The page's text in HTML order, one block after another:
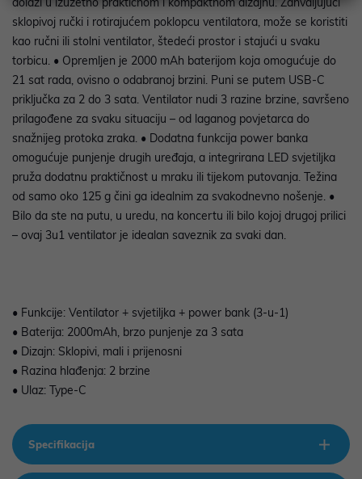
sklopivoj ručki i rotirajućem poklopcu ventilatora, može se koristiti
kao ručni ili stolni ventilator, štedeći prostor i stajući u svaku
torbicu. • Opremljen je 2000 mAh baterijom koja omogućuje do
21 sat rada, ovisno o odabranoj brzini. Puni se putem USB-C
priključka za 2 do 3 sata. Ventilator nudi 3 razine brzine, savršeno
prilagođene za svaku situaciju – od laganog povjetarca do
snažnijeg protoka zraka. • Dodatna funkcija power banka
omogućuje punjenje drugih uređaja, a integrirana LED svjetiljka
pruža dodatnu praktičnost u mraku ili tijekom putovanja. Težina
od samo oko 125 g čini ga idealnim za svakodnevno nošenje. •
Bilo da ste na putu, u uredu, na koncertu ili bilo kojoj drugoj prilici
– ovaj 3u1 ventilator je idealan saveznik za svaki dan.
• Funkcije: Ventilator + svjetiljka + power bank (3-u-1)
• Baterija: 2000mAh, brzo punjenje za 3 sata
• Dizajn: Sklopivi, mali i prijenosni
• Razina hlađenja: 2 brzine
• Ulaz: Type-C
Specifikacija